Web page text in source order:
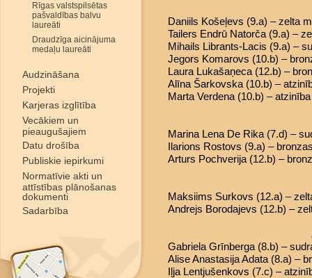
Rīgas valstspilsētas
pašvaldības balvu
laureāti
Draudzīga aicinājuma
medaļu laureāti
Audzināšana
Projekti
Karjeras izglītība
Vecākiem un
pieaugušajiem
Datu drošība
Publiskie iepirkumi
Normatīvie akti un
attīstības plānošanas
dokumenti
Sadarbība
Daniils Košeļevs (9.a) – zelta
Tailers Endrū Natorča (9.a) –
Mihails Librants-Lacis (9.a) –
Jegors Komarovs (10.b) –
Laura Lukašaņeca (12.b) –
Alīna Šarkovska (10.b) –
Marta Verdena (10.b) – atzinība
Marina Lena De Rika (7.d) –
Ilarions Rostovs (9.a) –
Arturs Pochverija (12.b) –
Maksiims Surkovs (12.a) –
Andrejs Borodajevs (12.b) –
Gabriela Grīnberga (8.b) –
Alise Anastasija Adata (8.a) –
Iļja Lentjušenkovs (7.c) –